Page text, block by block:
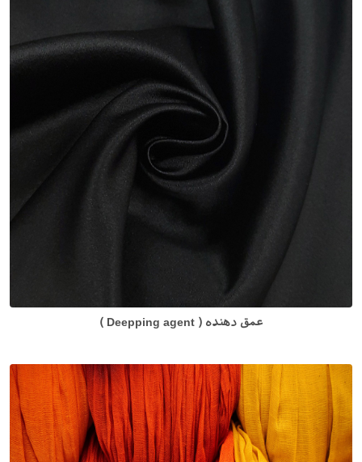
عمق دهنده ( Deepping agent )